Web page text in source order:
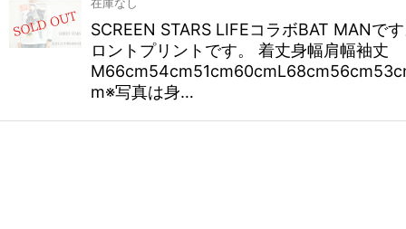
SCREEN STARS LIFEコラボBAT MANで
ロントプリントです。 着丈身幅肩幅袖丈
m※写真は身…